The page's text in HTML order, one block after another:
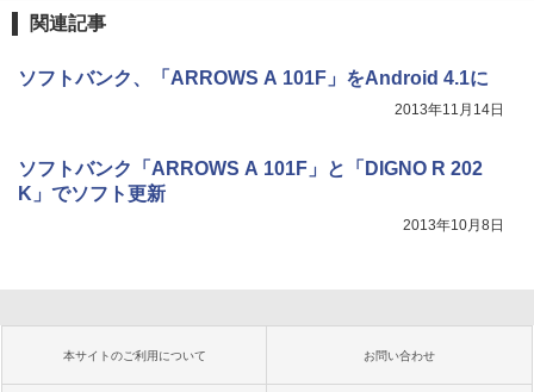
関連記事
ソフトバンク、「ARROWS A 101F」をAndroid 4.1に
2013年11月14日
ソフトバンク「ARROWS A 101F」と「DIGNO R 202
K」でソフト更新
2013年10月8日
本サイトのご利用について お問い合わせ